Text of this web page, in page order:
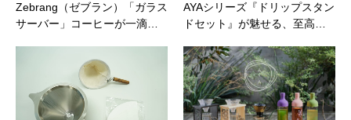
Zebrang（ゼブラン）「ガラス
サーバー」コーヒーが一滴…
AYAシリーズ『ドリップスタン
ドセット』が魅せる、至高…